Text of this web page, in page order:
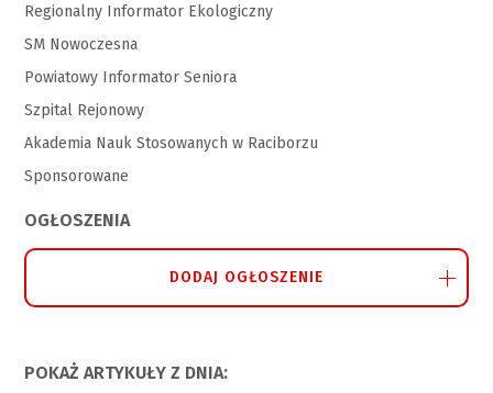
Regionalny Informator Ekologiczny
SM Nowoczesna
Powiatowy Informator Seniora
Szpital Rejonowy
Akademia Nauk Stosowanych w Raciborzu
Sponsorowane
OGŁOSZENIA
DODAJ OGŁOSZENIE
POKAŻ ARTYKUŁY Z DNIA: